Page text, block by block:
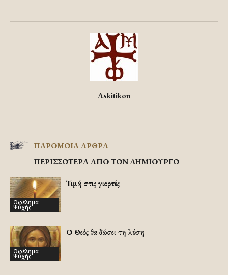
Askitikon
ΠΑΡΟΜΟΙΑ ΑΡΘΡΑ
ΠΕΡΙΣΣΟΤΕΡΑ ΑΠΟ ΤΟΝ ΔΗΜΙΟΥΡΓΟ
Ωφέλημα
Ψυχής
Τιμή στις γιορτές
Ωφέλημα
Ψυχής
Ο Θεός θα δώσει τη λύση